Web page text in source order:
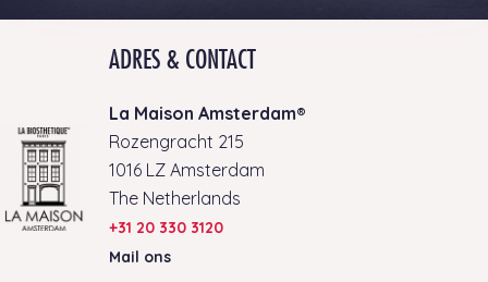
ADRES & CONTACT
La Maison Amsterdam®
Rozengracht 215
1016 LZ Amsterdam
The Netherlands
+31 20 330 3120
Mail ons